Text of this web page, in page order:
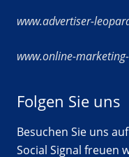
www.advertiser-
www.online-
Folgen Sie uns
Besuchen Sie uns
Social Signal freuen